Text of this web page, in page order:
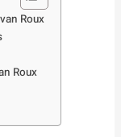
Roux
Roux